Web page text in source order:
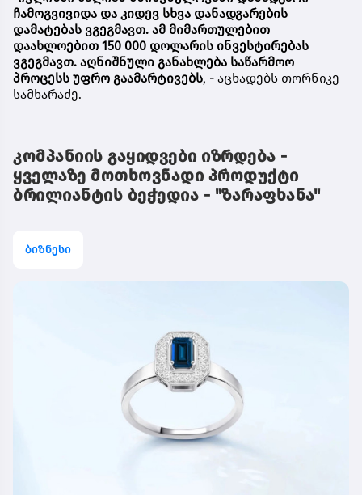
ჩამოგვივიდა და კიდევ სხვა დანადგარების
დამატებას ვგეგმავთ. ამ მიმართულებით
დაახლოებით 150 000 დოლარის ინვესტირებას
ვგეგმავთ. აღნიშნული განახლება საწარმოო
პროცესს უფრო გაამარტივებს, - აცხადებს თორნიკე
სამხარაძე.
კომპანიის გაყიდვები იზრდება -
ყველაზე მოთხოვნადი პროდუქტი
ბრილიანტის ბეჭედია - "ზარაფხანა"
ბიზნესი